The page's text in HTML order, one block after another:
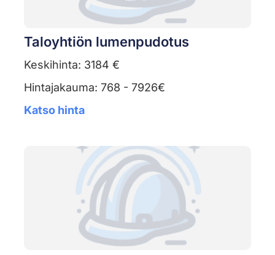
Taloyhtiön lumenpudotus
Keskihinta: 3184 €
Hintajakauma: 768 - 7926€
Katso hinta